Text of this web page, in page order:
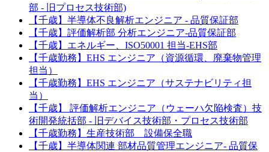
部 - 旧プロセス技術部)
【千歳】半導体不良解析エンジニア - 品質保証部
【千歳】評価解析部 分析エンジニア‐品質保証部
【千歳】エネルギー、ISO50001 担当-EHS部
【千歳勤務】EHS エンジニア（資源循環、廃棄物管理
担当）
【千歳勤務】EHS エンジニア（サステナビリティ担
当）
【千歳】 評価解析エンジニア（ウェーハ欠陥検査）技
術開発統括部 - 旧デバイス技術部・プロセス技術部
【千歳勤務】生産技術部 設備保全職
【千歳】半導体関連 部材品質管理エンジニア- 品質保